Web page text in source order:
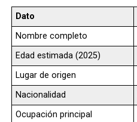
Dato
Nombre completo
Edad estimada (2025)
Lugar de origen
Nacionalidad
Ocupación principal